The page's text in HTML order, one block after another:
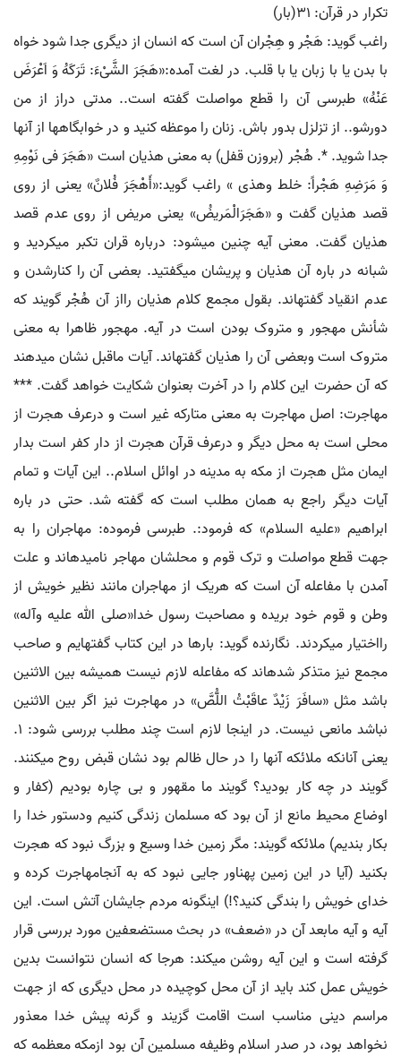
تکرار در قرآن: ۳۱(بار)
راغب گوید: هَجْر و هِجْران آن است که انسان از دیگری جدا شود خواه
با بدن یا با زبان یا با قلب. در لغت آمده:«هَجَرَ الشَّیْ‏ءَ: تَرَکَهُ وَ اَعْرَضَ
عَنْهُ» طبرسی آن را قطع مواصلت گفته است.. مدتی دراز از من
دورشو.. از تزلزل بدور باش. زنان را موعظه کنید و در خوابگاهها از آنها
جدا شوید. *. هُجْر (بروزن قفل) به معنی هذیان است «هَجَرَ فی نَوْمِهِ
وَ مَرَضِهِ هَجْراً: خلط وهذی » راغب گوید:«أَهْجَرَ فُلانٌ» یعنی از روی
قصد هذیان گفت و «هَجَرَالْمَریضُ» یعنی مریض از روی عدم قصد
هذیان گفت. معنی آیه چنین می‏شود: درباره قران تکبر می‏کردید و
شبانه در باره آن هذیان و پریشان می‏گفتید. بعضی آن را کنارشدن و
عدم انقیاد گفته‏اند. بقول مجمع کلام هذیان رااز آن هُجْر گویند که
شأنش مهجور و متروک بودن است در آیه. مهجور ظاهرا به معنی
متروک است وبعضی آن را هذیان گفته‏اند. آیات ماقبل نشان میدهند
که آن حضرت این کلام را در آخرت بعنوان شکایت خواهد گفت. ***
مهاجرت: اصل مهاجرت به معنی متارکه غیر است و درعرف هجرت از
محلی است به محل دیگر و درعرف قرآن هجرت از دار کفر است بدار
ایمان مثل هجرت از مکه به مدینه در اوائل اسلام.. این آیات و تمام
آیات دیگر راجع به همان مطلب است که گفته شد. حتی در باره
ابراهیم «علیه السلام» که فرمود:. طبرسی فرموده: مهاجران را به
جهت قطع مواصلت و ترک قوم و محلشان مهاجر نامیده‏اند و علت
آمدن با مفاعله آن است که هریک از مهاجران مانند نظیر خویش از
وطن و قوم خود بریده و مصاحبت رسول خدا«صلی الله علیه وآله»
رااختیار می‏کردند. نگارنده گوید: بارها در این کتاب گفته‏ایم و صاحب
مجمع نیز متذکر شده‏اند که مفاعله لازم نیست همیشه بین الاثنین
باشد مثل «سافَرَ زَیْدٌ عاقَبْتُ اللُّصَّ» در مهاجرت نیز اگر بین الاثنین
نباشد مانعی نیست. در اینجا لازم است چند مطلب بررسی شود: 1.
یعنی آنانکه ملائکه آنها را در حال ظالم بود نشان قبض روح می‏کنند.
گویند در چه کار بودید؟ گویند ما مقهور و بی چاره بودیم (کفار و
اوضاع محیط مانع از آن بود که مسلمان زندگی کنیم ودستور خدا را
بکار بندیم) ملائکه گویند: مگر زمین خدا وسیع و بزرگ نبود که هجرت
بکنید (آیا در این زمین پهناور جایی نبود که به آنجامهاجرت کرده و
خدای خویش را بندگی کنید؟!) اینگونه مردم جایشان آتش است. این
آیه و آیه مابعد آن در «ضعف» در بحث مستضعفین مورد بررسی قرار
گرفته است و این آیه روشن می‏کند: هرجا که انسان نتوانست بدین
خویش عمل کند باید از آن محل کوچیده در محل دیگری که از جهت
مراسم دینی مناسب است اقامت گزیند و گرنه پیش خدا معذور
نخواهد بود، در صدر اسلام وظیفه مسلمین آن بود ازمکه معظمه که